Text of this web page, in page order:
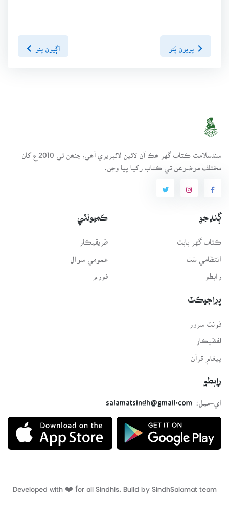
پويون پَنو اڳيون پنو
سنڌسلامت ڪتاب گهر ھڪ آن لائين لائبريري آھي، جنھن تي 2010ع کان
مختلف موضوعن تي ڪتاب رکيا پيا وڃن.
ڳنڍجو
ڪتاب گهر بابت
انتظامي سَٿ
رابطو
ڪميونٽي
طريقيڪار
عمومي سوال
فورم
پراجيڪٽ
لفظيڪار
پيغامِ قرآن
رابطو
اي-ميل:
salamatsindh@gmail.com
Developed with ❤️ for all Sindhis. Build by